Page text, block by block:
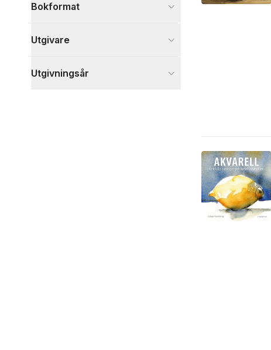
Bokformat
Utgivare
Utgivningsår